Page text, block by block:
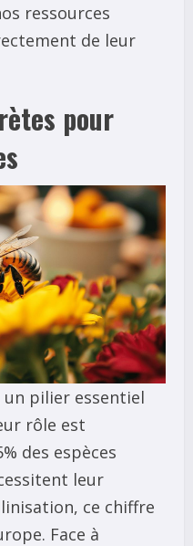
ressources
de leur
pour
pilier essentiel
rôle est
des espèces
leur
ce chiffre
Face à